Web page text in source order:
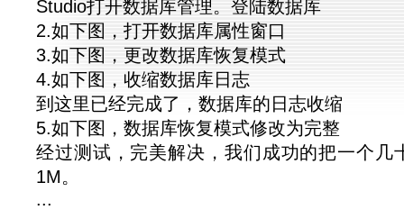
Studio打开数据库管理。登陆数据库
2.如下图，打开数据库属性窗口
3.如下图，更改数据库恢复模式
4.如下图，收缩数据库日志
到这里已经完成了，数据库的日志收缩
5.如下图，数据库恢复模式修改为完整
经过测试，完美解决，我们成功的把一个几
1M。
...